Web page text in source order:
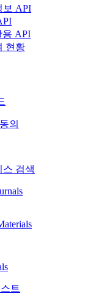
보 API
용 API
현황
의
검색
트